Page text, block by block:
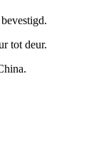
tot deur.